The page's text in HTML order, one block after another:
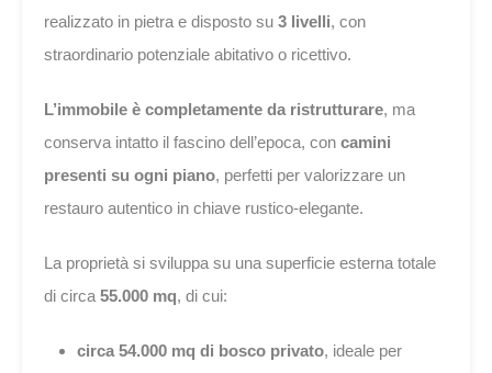
realizzato in pietra e disposto su 3 livelli, con
straordinario potenziale abitativo o ricettivo.
L’immobile è completamente da ristrutturare, ma
conserva intatto il fascino dell’epoca, con camini
presenti su ogni piano, perfetti per valorizzare un
restauro autentico in chiave rustico-elegante.
La proprietà si sviluppa su una superficie esterna totale
di circa 55.000 mq, di cui:
circa 54.000 mq di bosco privato, ideale per